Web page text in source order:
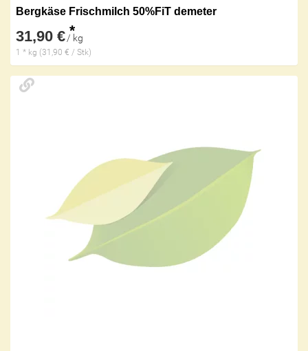
Bergkäse Frischmilch 50%FiT demeter
31,90 € *
/ kg
1 * kg (31,90 € / Stk)